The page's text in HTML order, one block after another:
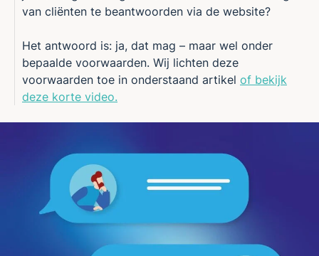
van cliënten te beantwoorden via de website?
Het antwoord is: ja, dat mag – maar wel onder
bepaalde voorwaarden. Wij lichten deze
voorwaarden toe in onderstaand artikel of bekijk
deze korte video.